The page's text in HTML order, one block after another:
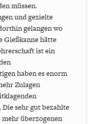
müssen.
und gezielte
gelangen wo
Gießkanne hätte
ist ein
haben es enorm
Zulagen
sehr gut bezahlte
überzogenen